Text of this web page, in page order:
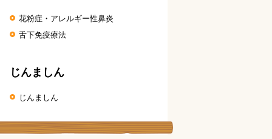
花粉症・アレルギー性鼻炎
舌下免疫療法
じんましん
じんましん